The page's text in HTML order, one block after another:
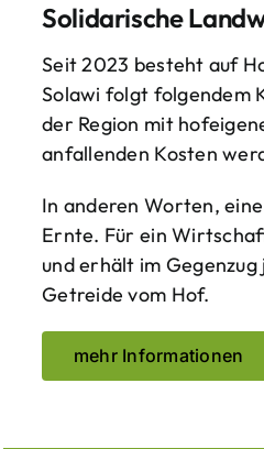
Solidarische
Seit 2023 besteht auf
Solawi folgt folgendem
der Region mit
anfallenden Kosten
In anderen Worten,
Ernte. Für ein
und erhält im
Getreide vom Hof.
mehr Informationen